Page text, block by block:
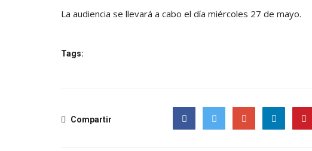
La audiencia se llevará a cabo el día miércoles 27 de mayo.
Tags:
Compartir